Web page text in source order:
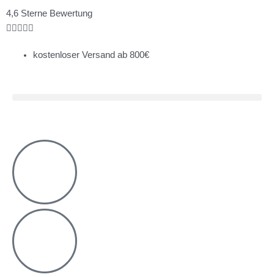
4,6 Sterne Bewertung
    
Bewertet
von
kostenloser Versand ab 800€